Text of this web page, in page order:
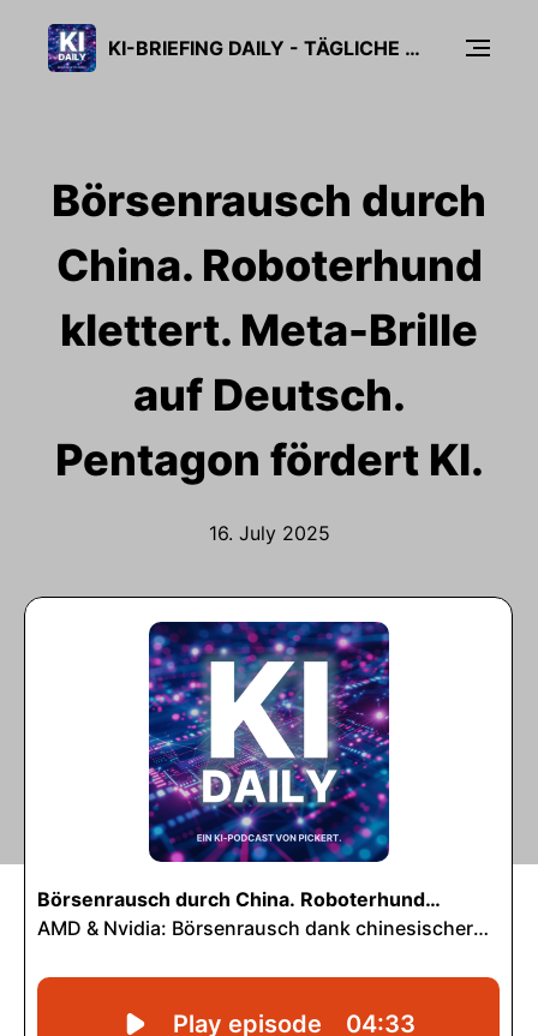
KI-BRIEFING DAILY - TÄGLICHE KI-NEWS IN 5 MINUTEN
Börsenrausch durch
China. Roboterhund
klettert. Meta-Brille
auf Deutsch.
Pentagon fördert KI.
16. July 2025